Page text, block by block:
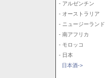
- アルゼンチン
- オーストラリア
- ニュージーランド
- 南アフリカ
- モロッコ
- 日本
日本酒->